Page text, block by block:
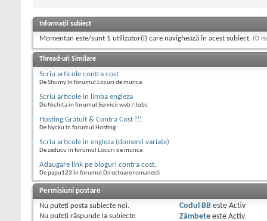
Informații subiect
Momentan este/sunt 1 utilizator(i) care navighează în acest subiect. (0
Thread-uri Similare
Scriu articole contra cost
De Shumy în forumul Locuri de munca
Scriu articole in limba engleza
De Nichita în forumul Servicii web / Jobs
Hosting Gratuit & Contra Cost !!!
De Nycku în forumul Hosting
Scriu articole in engleza (domenii variate)
De zaducu în forumul Locuri de munca
Adaugare link pe bloguri contra cost.
De papu123 în forumul Directoare romanesti
Permisiuni postare
Nu puteţi posta subiecte noi.
Nu puteţi răspunde la subiecte
Codul BBeste Activ
Zâmbeteeste Activ